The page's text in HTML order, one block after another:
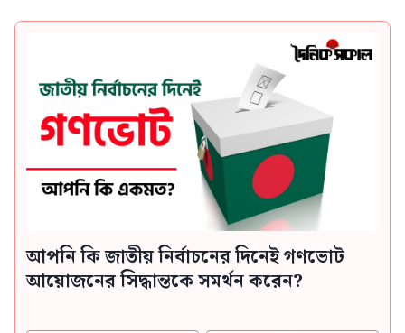
আপনি কি জাতীয় নির্বাচনের দিনেই গণভোট
আয়োজনের সিদ্ধান্তকে সমর্থন করেন?